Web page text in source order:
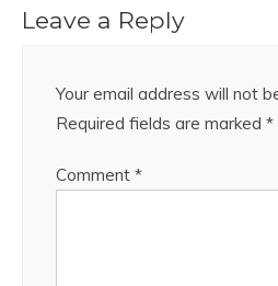
Leave a Reply
Your email address will not
Required fields are marked *
Comment *